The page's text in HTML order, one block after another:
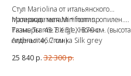
Стул Mariolina от итальянского
производителя Miniforms.
Материал: металл + полипропилен.
Ткань Trame Beige, Ножки -
Anthracite, Спинка Silk grey
Размеры: 45.7 X 51 X В79 см. (высота
сиденья 46.7 см.)
25 840р. 32 300р.